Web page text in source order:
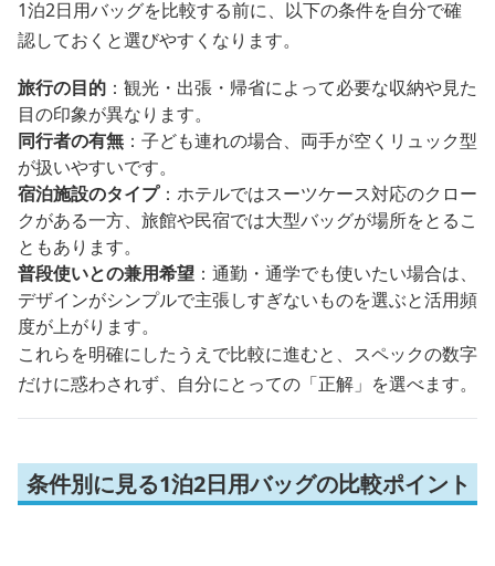
1泊2日用バッグを比較する前に、以下の条件を自分で確
認しておくと選びやすくなります。
旅行の目的 ：観光・出張・帰省によって必要な収納や見た
目の印象が異なります。
同行者の有無 ：子ども連れの場合、両手が空くリュック型
が扱いやすいです。
宿泊施設のタイプ：ホテルではスーツケース対応のクロー
クがある一方、旅館や民宿では大型バッグが場所をとるこ
ともあります。
普段使いとの兼用希望 ：通勤・通学でも使いたい場合は、
デザインがシンプルで主張しすぎないものを選ぶと活用頻
度が上がります。
これらを明確にしたうえで比較に進むと、スペックの数字
だけに惑わされず、自分にとっての「正解」を選べます。
条件別に見る1泊2日用バッグの比較ポイント